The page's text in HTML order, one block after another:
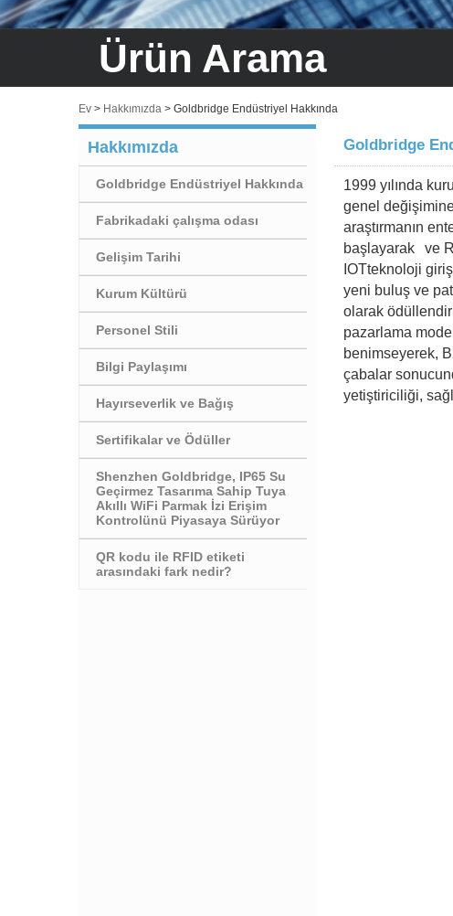
Ürün Arama
Ev > Hakkımızda > Goldbridge Endüstriyel Hakkında
Hakkımızda
Goldbridge Endüstriyel Hakkında
Fabrikadaki çalışma odası
Gelişim Tarihi
Kurum Kültürü
Personel Stili
Bilgi Paylaşımı
Hayırseverlik ve Bağış
Sertifikalar ve Ödüller
Shenzhen Goldbridge, IP65 Su
Geçirmez Tasarıma Sahip Tuya
Akıllı WiFi Parmak İzi Erişim
Kontrolünü Piyasaya Sürüyor
QR kodu ile RFID etiketi
arasındaki fark nedir?
Goldbridge
1999 yılında
genel
araştırmanın
başlayarak
ve
IOTteknoloji
yeni buluş ve
olarak
pazarlama
benimseyerek,
çabalar
yetiştiriciliği,